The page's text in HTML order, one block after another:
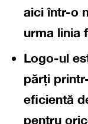
aici într-o
urma linia
Logo-ul
părți
eficientă
pentru